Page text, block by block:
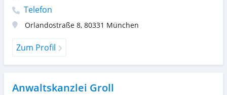
Telefon
Orlandostraße 8, 80331 München
Zum Profil
Anwaltskanzlei Groll